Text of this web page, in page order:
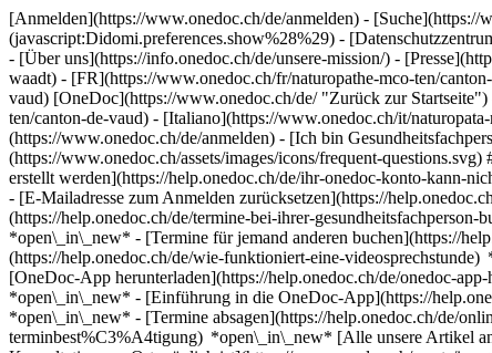
[Anmelden](https://www.onedoc.ch/de/anmelden) -
(javascript:Didomi.preferences.show%28%29) -
- [Über uns](https://info.onedoc.ch/de/unsere-mission/) -
waadt) - [FR](https://www.onedoc.ch/fr/naturopathe-mco-ten/
vaud) [OneDoc](https://www.onedoc.ch/de/ "Zurück zur
ten/canton-de-vaud) - [Italiano](https://www.onedoc.ch/it/
(https://www.onedoc.ch/de/anmelden) - [Ich bin
(https://www.onedoc.ch/assets/images/icons/frequent-
erstellt werden](https://help.onedoc.ch/de/ihr-onedoc-konto-kann-
- [E-Mailadresse zum Anmelden zurücksetzen](https://
(https://help.onedoc.ch/de/termine-bei-ihrer-
*open\_in\_new* - [Termine für jemand anderen buchen](https://
(https://help.onedoc.ch/de/wie-funktioniert-eine-
[OneDoc-App herunterladen](https://help.onedoc.ch/de/onedoc-
*open\_in\_new* - [Einführung in die OneDoc-App](https://